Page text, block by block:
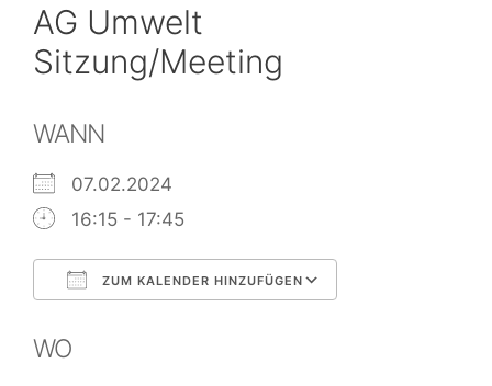
AG Umwelt
Sitzung/Meeting
WANN
07.02.2024
16:15 - 17:45
ZUM KALENDER HINZUFÜGEN
WO